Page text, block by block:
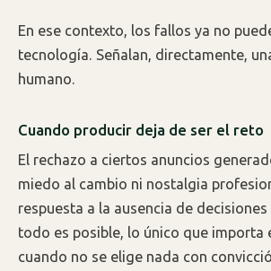
En ese contexto, los fallos ya no
tecnología. Señalan, directamente,
humano.
Cuando producir deja de ser el reto
El rechazo a ciertos anuncios
miedo al cambio ni nostalgia
respuesta a la ausencia de decisiones
todo es posible, lo único que importa
cuando no se elige nada con